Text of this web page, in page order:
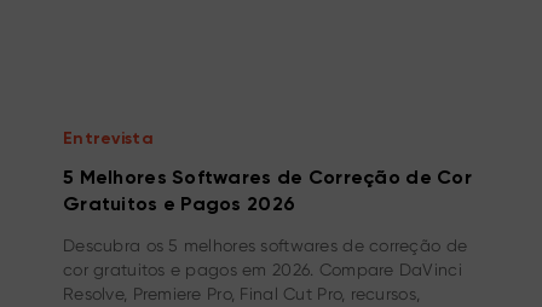
Entrevista
5 Melhores Softwares de Correção de Cor
Gratuitos e Pagos 2026
Descubra os 5 melhores softwares de correção de
cor gratuitos e pagos em 2026. Compare DaVinci
Resolve, Premiere Pro, Final Cut Pro, recursos,